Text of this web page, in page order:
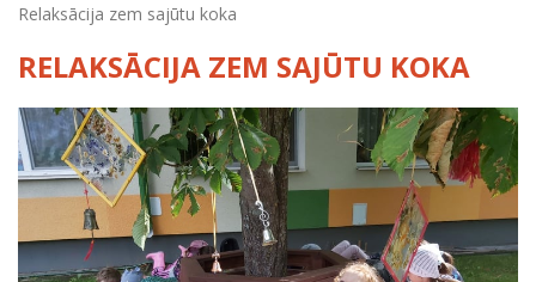
Relaksācija zem sajūtu koka
RELAKSĀCIJA ZEM SAJŪTU KOKA